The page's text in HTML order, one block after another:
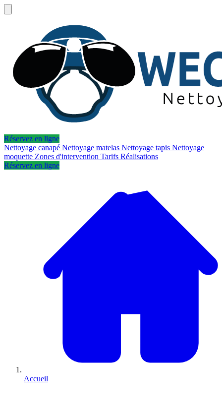
Réservez en ligne
Nettoyage canapé Nettoyage matelas Nettoyage tapis Nettoyage
moquette Zones d'intervention Tarifs Réalisations
Réservez en ligne
Accueil